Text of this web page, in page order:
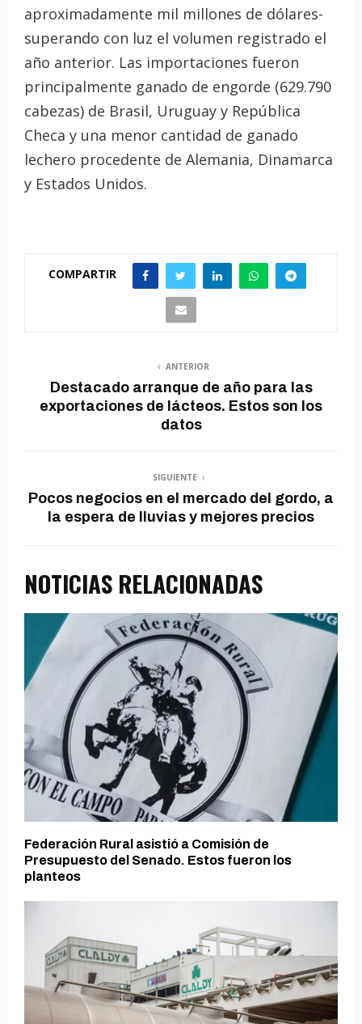
aproximadamente mil millones de dólares-
superando con luz el volumen registrado el
año anterior. Las importaciones fueron
principalmente ganado de engorde (629.790
cabezas) de Brasil, Uruguay y República
Checa y una menor cantidad de ganado
lechero procedente de Alemania, Dinamarca
y Estados Unidos.
COMPARTIR
ANTERIOR
Destacado arranque de año para las
exportaciones de lácteos. Estos son los
datos
SIGUIENTE
Pocos negocios en el mercado del gordo, a
la espera de lluvias y mejores precios
NOTICIAS RELACIONADAS
Federación Rural asistió a Comisión de
Presupuesto del Senado. Estos fueron los
planteos